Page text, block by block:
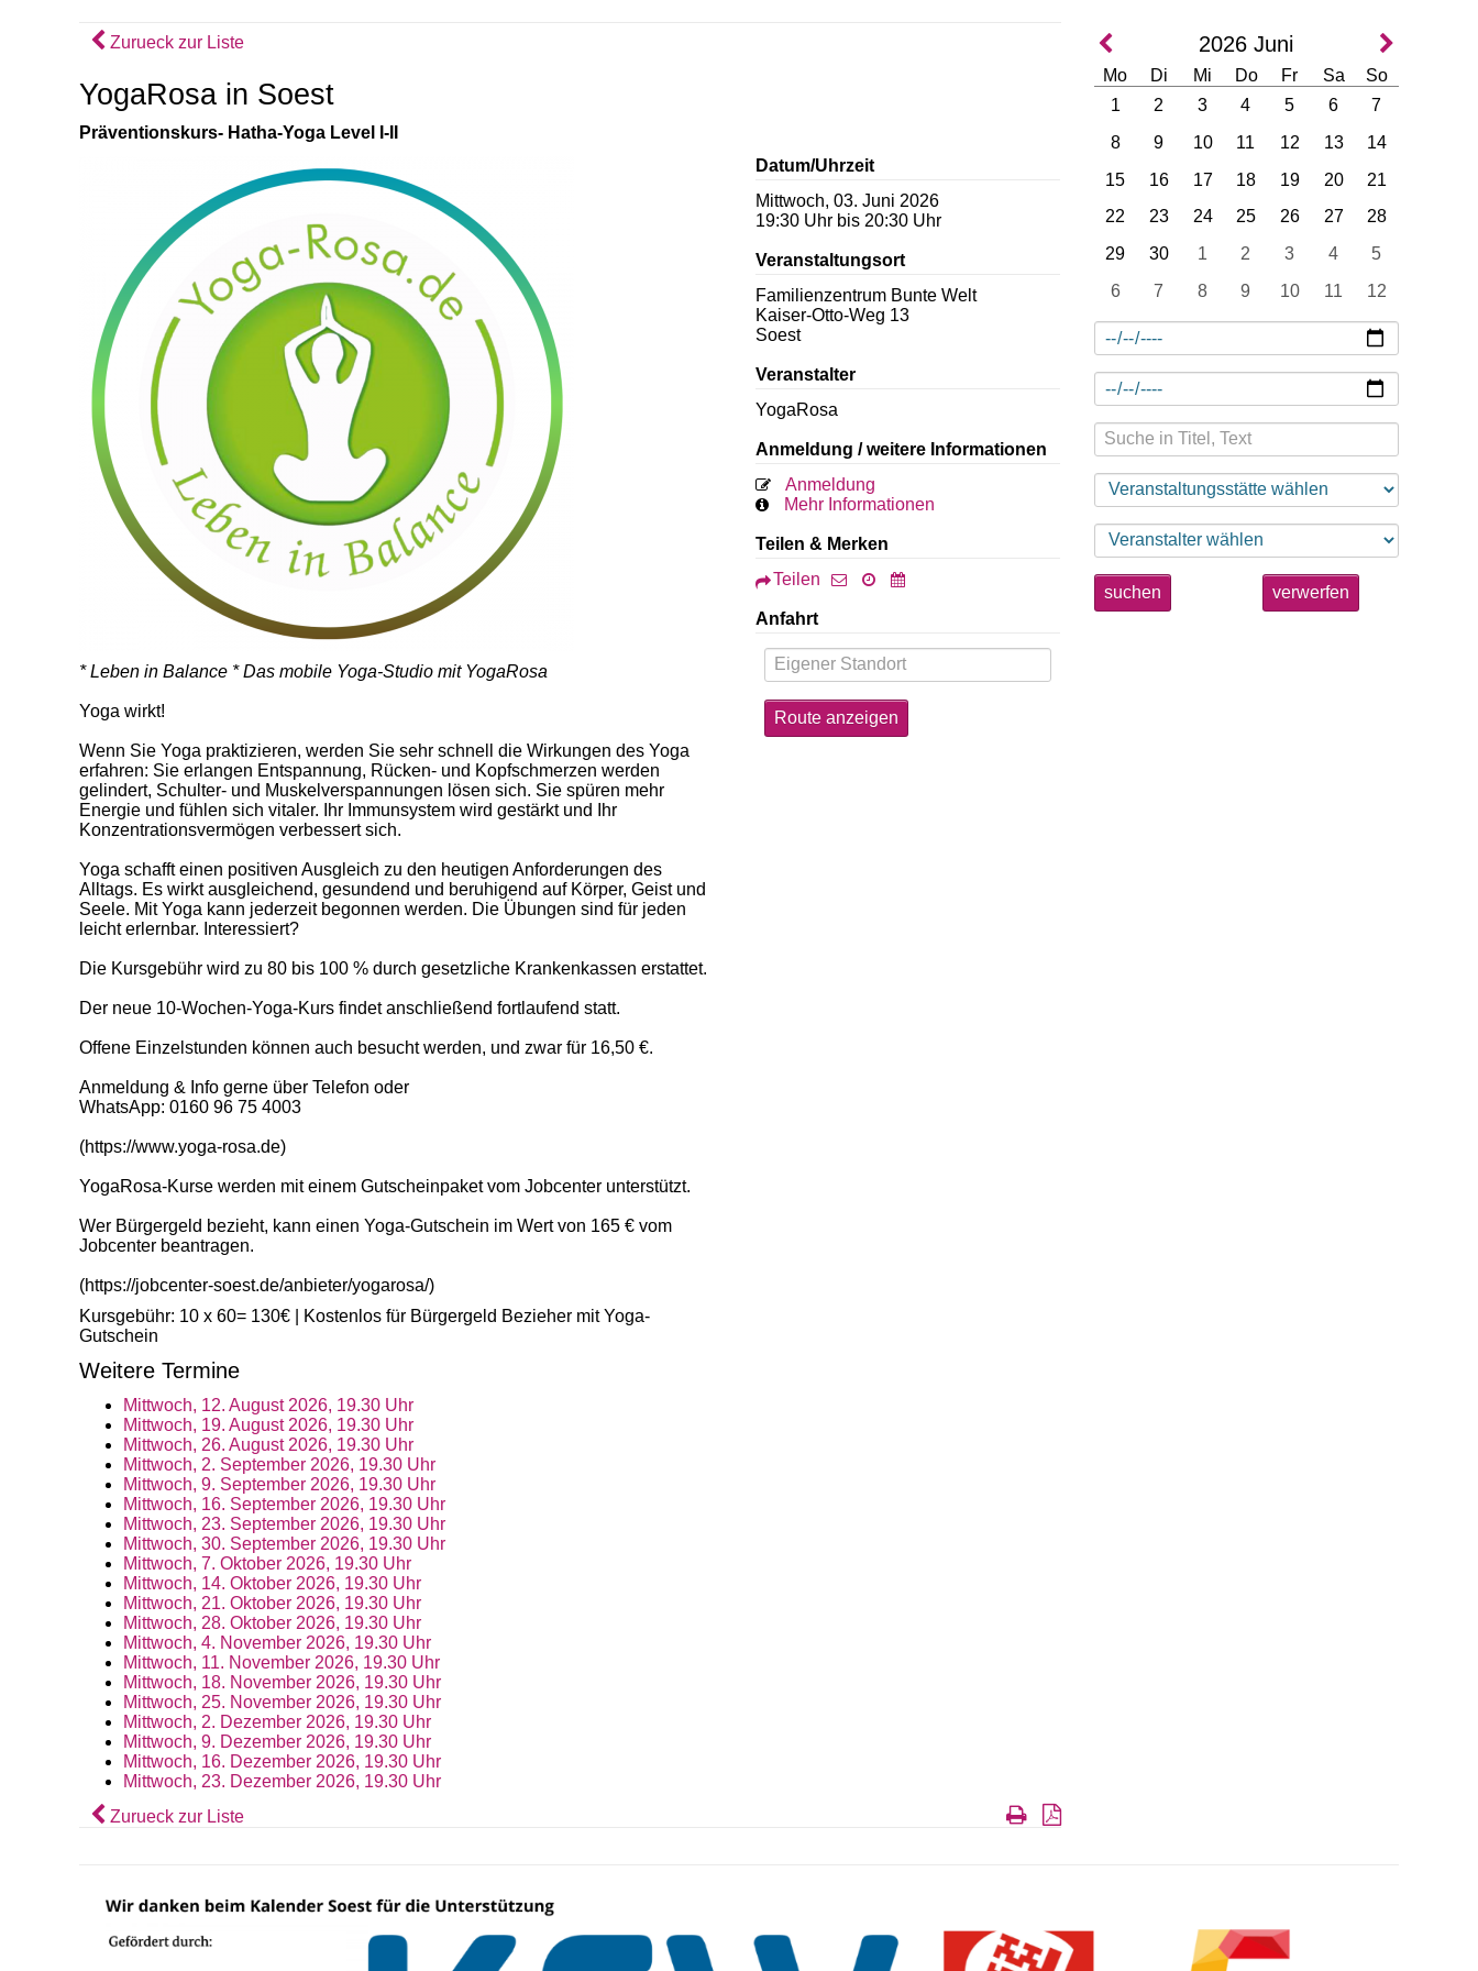
Zurueck zur Liste
YogaRosa in Soest
Präventionskurs- Hatha-Yoga Level I-II
* Leben in Balance * Das mobile Yoga-Studio mit YogaRosa
Yoga wirkt!
Wenn Sie Yoga praktizieren, werden Sie sehr schnell die Wirkungen des Yoga
erfahren: Sie erlangen Entspannung, Rücken- und Kopfschmerzen werden
gelindert, Schulter- und Muskelverspannungen lösen sich. Sie spüren mehr
Energie und fühlen sich vitaler. Ihr Immunsystem wird gestärkt und Ihr
Konzentrationsvermögen verbessert sich.
Yoga schafft einen positiven Ausgleich zu den heutigen Anforderungen des
Alltags. Es wirkt ausgleichend, gesundend und beruhigend auf Körper, Geist und
Seele. Mit Yoga kann jederzeit begonnen werden. Die Übungen sind für jeden
leicht erlernbar. Interessiert?
Die Kursgebühr wird zu 80 bis 100 % durch gesetzliche Krankenkassen erstattet.
Der neue 10-Wochen-Yoga-Kurs findet anschließend fortlaufend statt.
Offene Einzelstunden können auch besucht werden, und zwar für 16,50 €.
Anmeldung & Info gerne über Telefon oder
WhatsApp: 0160 96 75 4003
(https://www.yoga-rosa.de)
YogaRosa-Kurse werden mit einem Gutscheinpaket vom Jobcenter unterstützt.
Wer Bürgergeld bezieht, kann einen Yoga-Gutschein im Wert von 165 € vom
Jobcenter beantragen.
(https://jobcenter-soest.de/anbieter/yogarosa/)
Kursgebühr: 10 x 60= 130€ | Kostenlos für Bürgergeld Bezieher mit Yoga-
Gutschein
Weitere Termine
Mittwoch, 12. August 2026, 19.30 Uhr
Mittwoch, 19. August 2026, 19.30 Uhr
Mittwoch, 26. August 2026, 19.30 Uhr
Mittwoch, 2. September 2026, 19.30 Uhr
Mittwoch, 9. September 2026, 19.30 Uhr
Mittwoch, 16. September 2026, 19.30 Uhr
Mittwoch, 23. September 2026, 19.30 Uhr
Mittwoch, 30. September 2026, 19.30 Uhr
Mittwoch, 7. Oktober 2026, 19.30 Uhr
Mittwoch, 14. Oktober 2026, 19.30 Uhr
Mittwoch, 21. Oktober 2026, 19.30 Uhr
Mittwoch, 28. Oktober 2026, 19.30 Uhr
Mittwoch, 4. November 2026, 19.30 Uhr
Mittwoch, 11. November 2026, 19.30 Uhr
Mittwoch, 18. November 2026, 19.30 Uhr
Mittwoch, 25. November 2026, 19.30 Uhr
Mittwoch, 2. Dezember 2026, 19.30 Uhr
Mittwoch, 9. Dezember 2026, 19.30 Uhr
Mittwoch, 16. Dezember 2026, 19.30 Uhr
Mittwoch, 23. Dezember 2026, 19.30 Uhr
Datum/Uhrzeit
Mittwoch, 03. Juni 2026
19:30 Uhr bis 20:30 Uhr
Veranstaltungsort
Familienzentrum Bunte Welt
Kaiser-Otto-Weg 13
Soest
Veranstalter
YogaRosa
Anmeldung / weitere Informationen
Anmeldung
Mehr Informationen
Teilen & Merken
Teilen
Anfahrt
Zurueck zur Liste
2026 Juni
Mo Di Mi Do Fr Sa
So
1
2 3 4 5 6
7
8
9 10 11 12 13
14
15
16 17 18 19 20
21
22
23 24 25 26 27
28
29
30 1 2 3 4
5
6
7 8 9 10 11 12
suchen verwerfen